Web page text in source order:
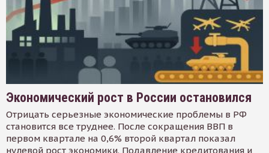
Экономический рост в России остановился
Отрицать серьезные экономические проблемы в РФ
становится все труднее. После сокращения ВВП в
первом квартале на 0,6% второй квартал показал
нулевой рост экономики. Подавление кредитования и